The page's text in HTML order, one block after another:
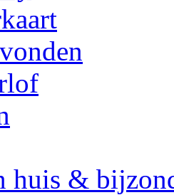
huis &